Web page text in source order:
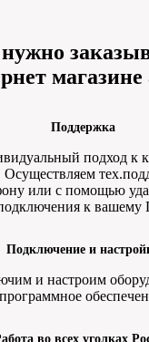
Поддержка
подход к
Осуществляем
или с помощью
к вашему
Подключение и
и настроим
программное
во всех уголках